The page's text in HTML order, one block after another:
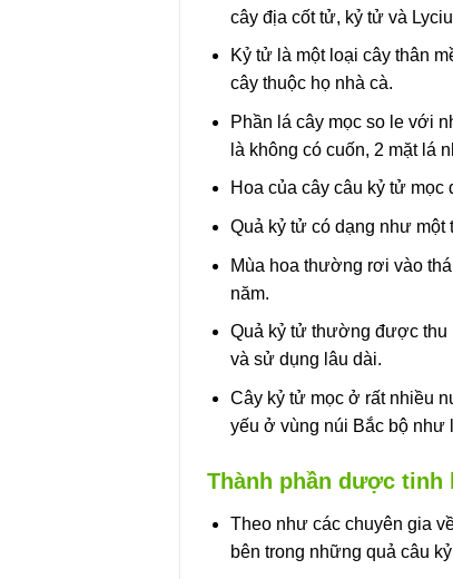
cây địa cốt tử, kỷ tử và
Kỷ tử là một loại cây thân
cây thuộc họ nhà cà.
Phần lá cây mọc so le với
là không có cuốn, 2 mặt lá
Hoa của cây câu kỷ tử
Quả kỷ tử có dạng như một
Mùa hoa thường rơi vào
năm.
Quả kỷ tử thường được thu
và sử dụng lâu dài.
Cây kỷ tử mọc ở rất nhiều
yếu ở vùng núi Bắc bộ
Thành phần dược tinh
Theo như các chuyên gia
bên trong những quả câu